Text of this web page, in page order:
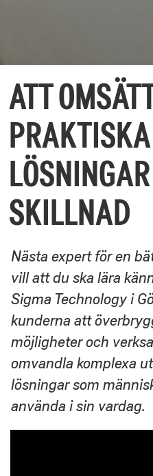
ATT
PRAKTISKA
SKILLNAD
Nästa expert för en
vill att du ska lära
Sigma Technology i
kunderna att
möjligheter och
omvandla komplexa
lösningar som
använda i sin vardag.